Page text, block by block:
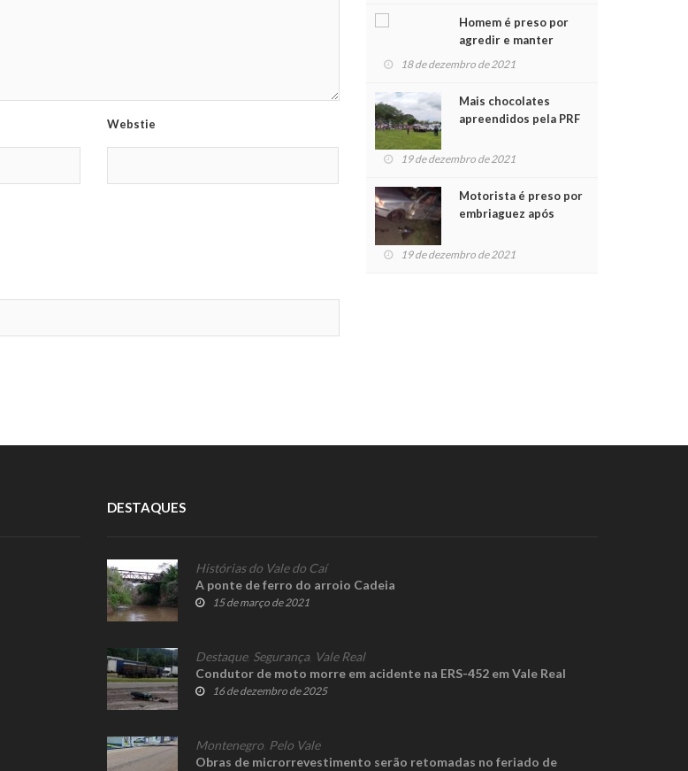
Webstie
Homem é preso por
agredir e manter
mulher em cárcere
18 de dezembro de 2021
Mais chocolates
apreendidos pela PRF
crianças no Natal
19 de dezembro de 2021
Motorista é preso por
embriaguez após
feridos
19 de dezembro de 2021
DESTAQUES
Histórias do Vale do Caí
A ponte de ferro do arroio Cadeia
15 de março de 2021
Destaque, Segurança, Vale Real
Condutor de moto morre em acidente na ERS-452 em Vale Real
16 de dezembro de 2025
Montenegro Pelo Vale
Obras de microrrevestimento serão retomadas no feriado de